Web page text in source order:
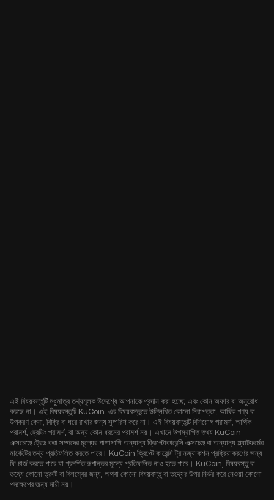
এই বিষয়বস্তুটি শুধুমাত্র তথ্যমূলক উদ্দেশ্যে আপনাকে প্রদান করা হচ্ছে, এবং কোন অফার বা অনুরোধ
করছে না। এই বিষয়বস্তুটি KuCoin-এর বিষয়বস্তুতে উল্লিখিত কোনো নিরাপত্তা, আর্থিক পণ্য বা
উপকরণ কেনা, বিক্রি বা ধরে রাখার জন্য সুপারিশ করে না। এই বিষয়বস্তুটি বিনিয়োগ পরামর্শ, আর্থিক
পরামর্শ, ট্রেডিং পরামর্শ, বা অন্য কোন ধরনের পরামর্শ নয়। এখানে উপস্থাপিত তথ্য KuCoin
এক্সচেঞ্জে ট্রেড করা সম্পদের মূল্যের পাশাপাশি অন্যান্য ক্রিপ্টোকারেন্সি এক্সচেঞ্জ বা অন্যান্য প্ল্যাটফর্মের
মার্কেটের তথ্য প্রতিফলিত করতে পারে। KuCoin ক্রিপ্টোকারেন্সি ট্রানজ্যাকশন প্রক্রিয়াকরণের জন্য
ফি চার্জ করতে পারে যা প্রদর্শিত রূপান্তর মূল্যে প্রতিফলিত নাও হতে পারে। KuCoin, বিষয়বস্তু বা
তথ্যে কোনো ত্রুটি বা বিলম্বের জন্য, অথবা কোনো বিষয়বস্তু বা তথ্যের উপর নির্ভর করে নেওয়া কোনো
পদক্ষেপের জন্য দায়ী নয়।